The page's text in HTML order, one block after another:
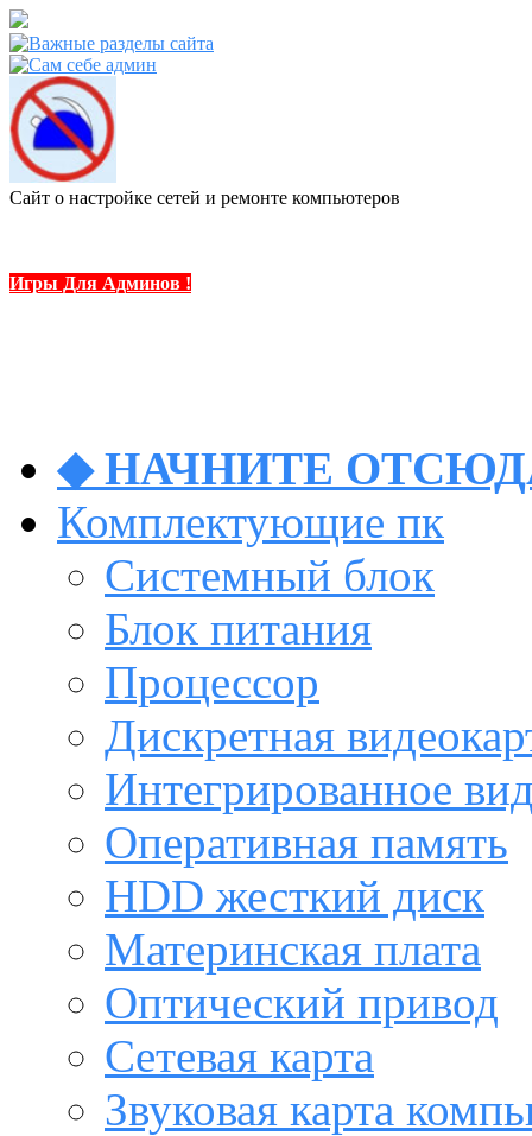
Сайт о настройке сетей и ремонте компьютеров
Игры Для Админов !
◆ НАЧНИТЕ
Комплектующие пк
Системный блок
Блок питания
Процессор
Дискретная
Интегрированное
Оперативная память
HDD жесткий диск
Материнская плата
Оптический привод
Сетевая карта
Звуковая карта